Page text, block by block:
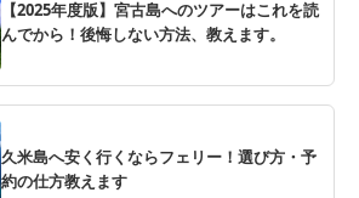
【2025年度版】宮古島へのツアーはこれを読
んでから！後悔しない方法、教えます。
久米島へ安く行くならフェリー！選び方・予
約の仕方教えます